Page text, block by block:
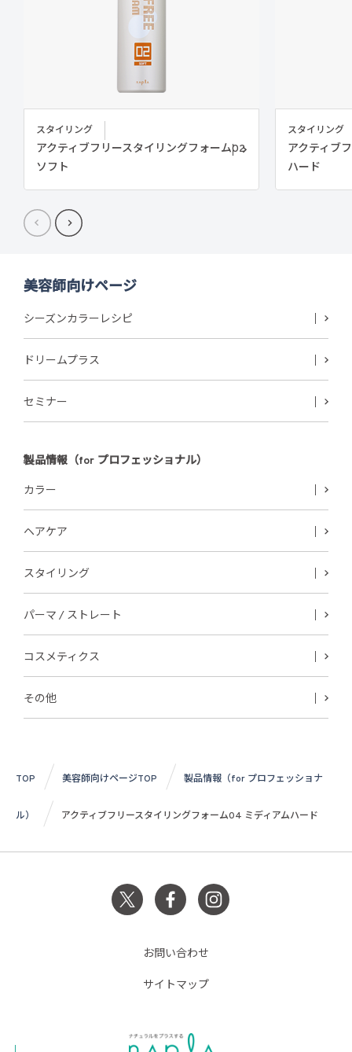
スタイリング
アクティブフリースタイリングフォーム02
ソフト
スタイリング
アクティブ
ハード
美容師向けページ
シーズンカラーレシピ
ドリームプラス
セミナー
製品情報（for プロフェッショナル）
カラー
ヘアケア
スタイリング
パーマ / ストレート
コスメティクス
その他
TOP 美容師向けページTOP 製品情報（for プロフェッショナ
ル） アクティブフリースタイリングフォーム04 ミディアムハード
お問い合わせ
サイトマップ